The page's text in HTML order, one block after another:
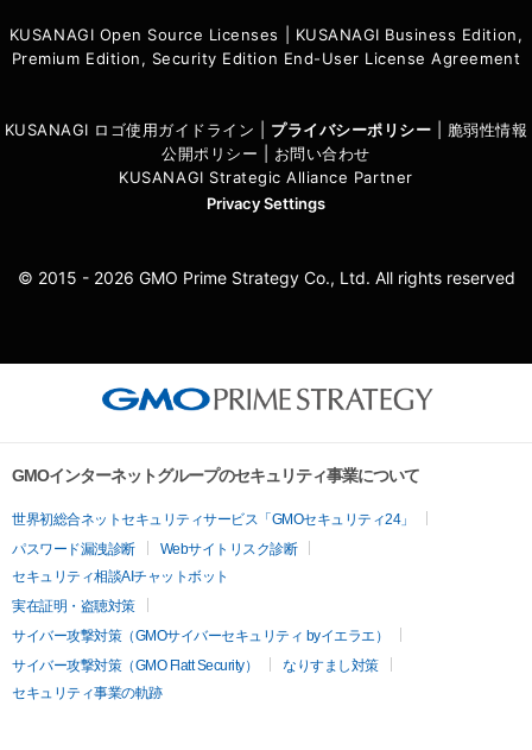
KUSANAGI Open Source Licenses
KUSANAGI Business Edition,
Premium Edition, Security Edition End-User License Agreement
KUSANAGI ロゴ使用ガイドライン プライバシーポリシー
脆弱性情報
公開ポリシー
お問い合わせ
KUSANAGI Strategic Alliance Partner
Privacy Settings
© 2015 - 2026 GMO Prime Strategy Co., Ltd. All rights reserved
GMOインターネットグループのセキュリティ事業について
世界初総合ネットセキュリティサービス「GMOセキュリティ24」
パスワード漏洩診断
Webサイトリスク診断
セキュリティ相談AIチャットボット
実在証明・盗聴対策
サイバー攻撃対策（GMOサイバーセキュリティ byイエラエ）
サイバー攻撃対策（GMO Flatt Security）
なりすまし対策
セキュリティ事業の軌跡